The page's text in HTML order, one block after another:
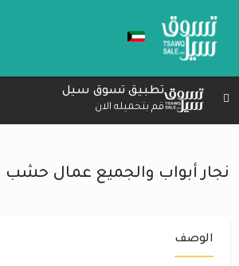
تطبيق تسوق سيل
قم بتحميله الان
نجار أبواب والجميع عمال حشب
الوصف